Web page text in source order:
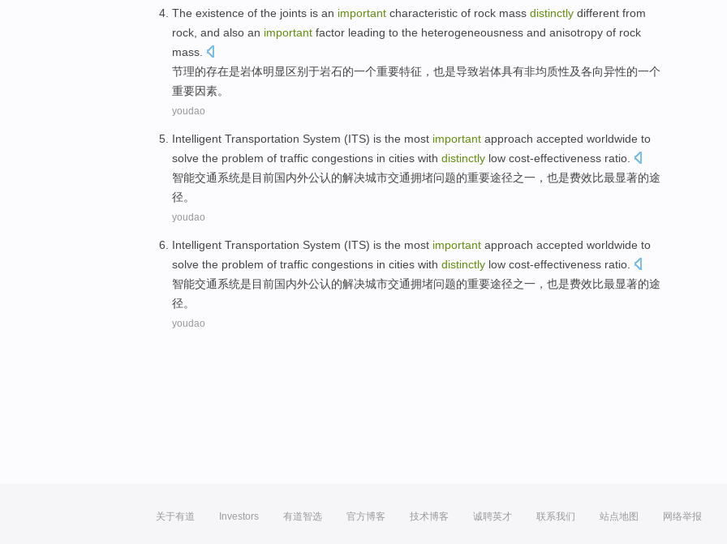
The existence of the joints is an important characteristic of rock mass distinctly different from
rock, and also an important factor leading to the heterogeneousness and anisotropy of rock
mass.
节理的存在是岩体明显 区别于岩石的一个重要特征 ， 也是导致岩体具有非均质性及各向异性的一个
重要因素。
youdao
Intelligent Transportation System (ITS) is the most important approach accepted worldwide to
solve the problem of traffic congestions in cities with distinctly low cost-effectiveness ratio
智能交通系统是目前国内外公认的解决城市交通拥堵问题的重要途径之一 ， 也是费效比最显著的途
径。
youdao
Intelligent Transportation System (ITS) is the most important approach accepted worldwide to
solve the problem of traffic congestions in cities with distinctly low cost-effectiveness ratio
智能交通系统是目前国内外公认的解决城市交通拥堵问题的重要途径之一 ， 也是费效比最显著的途
径。
youdao
关于有道 Investors 有道智选 官方博客 技术博客 诚聘英才 联系我们 站点地图 网络举报